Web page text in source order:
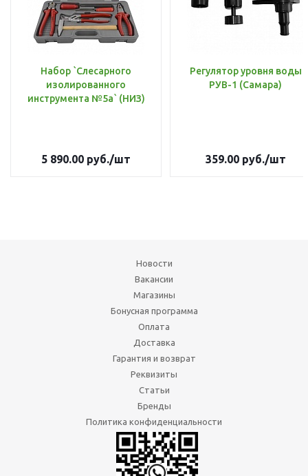
Набор `Слесарного
изолированного
инструмента №5а` (НИЗ)
5 890.00 руб./шт
Регулятор уровня воды
РУВ-1 (Самара)
359.00руб./шт
Новости
Вакансии
Магазины
Бонусная программа
Оплата
Доставка
Гарантия и возврат
Реквизиты
Статьи
Бренды
Политика конфиденциальности